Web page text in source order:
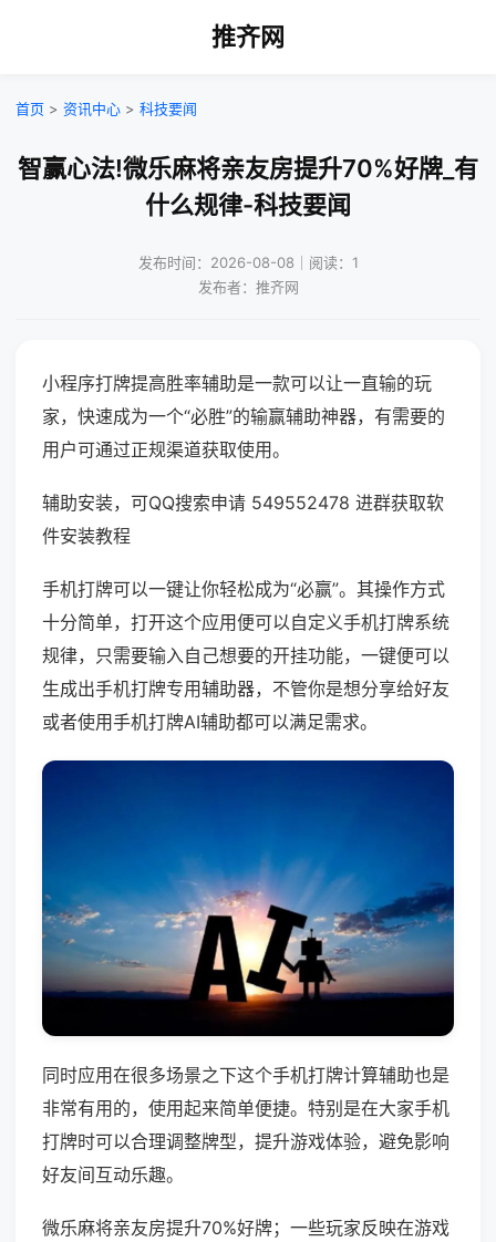
推齐网
首页 > 资讯中心 > 科技要闻
智赢心法!微乐麻将亲友房提升70%好牌_有
什么规律-科技要闻
发布时间：2026-08-08｜阅读：1
发布者：推齐网
小程序打牌提高胜率辅助是一款可以让一直输的玩
家，快速成为一个“必胜”的输赢辅助神器，有需要的
用户可通过正规渠道获取使用。
辅助安装，可QQ搜索申请 549552478 进群获取软
件安装教程
手机打牌可以一键让你轻松成为“必赢”。其操作方式
十分简单，打开这个应用便可以自定义手机打牌系统
规律，只需要输入自己想要的开挂功能，一键便可以
生成出手机打牌专用辅助器，不管你是想分享给好友
或者使用手机打牌AI辅助都可以满足需求。
同时应用在很多场景之下这个手机打牌计算辅助也是
非常有用的，使用起来简单便捷。特别是在大家手机
打牌时可以合理调整牌型，提升游戏体验，避免影响
好友间互动乐趣。
微乐麻将亲友房提升70%好牌；一些玩家反映在游戏